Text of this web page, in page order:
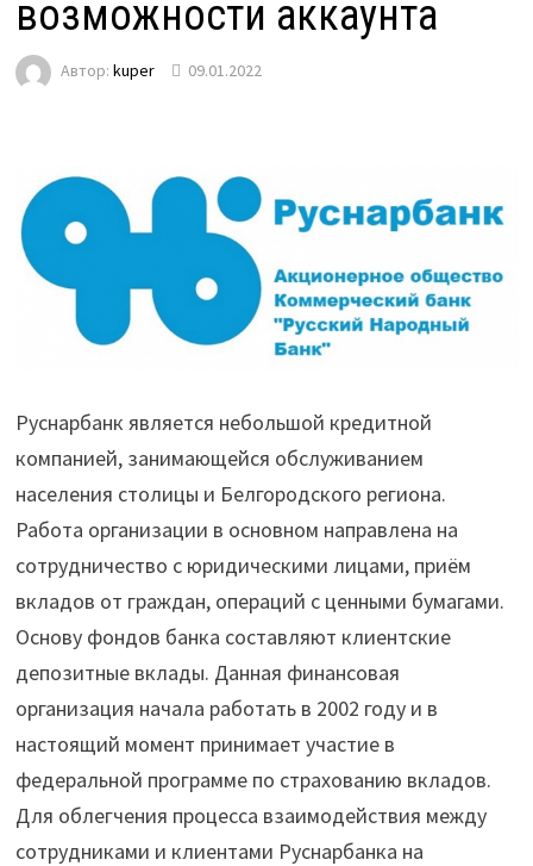
возможности аккаунта
Автор: kuper 09.01.2022
Руснарбанк является небольшой кредитной
компанией, занимающейся обслуживанием
населения столицы и Белгородского региона.
Работа организации в основном направлена на
сотрудничество с юридическими лицами, приём
вкладов от граждан, операций с ценными бумагами.
Основу фондов банка составляют клиентские
депозитные вклады. Данная финансовая
организация начала работать в 2002 году и в
настоящий момент принимает участие в
федеральной программе по страхованию вкладов.
Для облегчения процесса взаимодействия между
сотрудниками и клиентами Руснарбанка на